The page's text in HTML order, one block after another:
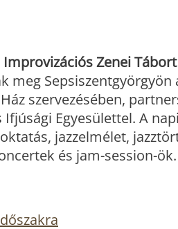
Improvizációs Zenei Tábort
meg Sepsiszentgyörgyön
szervezésében,
Ifjúsági Egyesülettel. A
jazzelmélet,
és jam-session-ök.